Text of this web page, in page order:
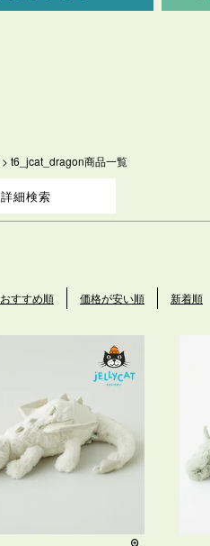
t6_jcat_dragon商品一覧
詳細検索
おすすめ順 価格が安い順 新着順